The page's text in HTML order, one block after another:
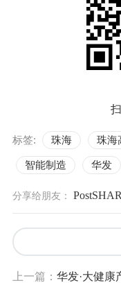
标签: 珠海 珠海
智能制造 华发
分享给朋友：
上一篇： 华发·大健康产业园（